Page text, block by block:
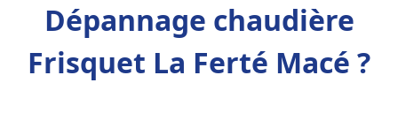
Dépannage chaudière
Frisquet La Ferté Macé ?